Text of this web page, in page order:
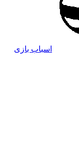
اسباب بازی